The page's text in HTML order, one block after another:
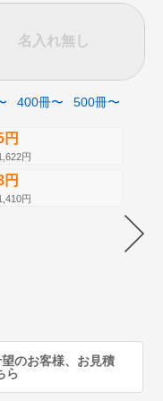
名入れ無し
400冊〜 500冊〜
円
円
のお客様、お見積
ら